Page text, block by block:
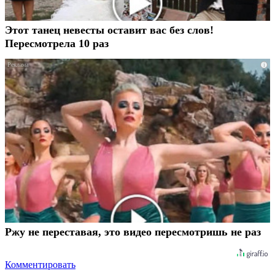
Этот танец невесты оставит вас без слов!
Пересмотрела 10 раз
i
Ржу не переставая, это видео пересмотришь не раз
Комментировать